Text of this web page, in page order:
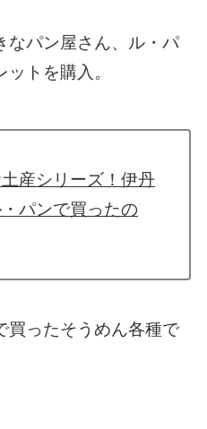
なパン屋さん、ル・パ
トを購入。
産シリーズ！伊丹
パンで買ったの
買ったそうめん各種で